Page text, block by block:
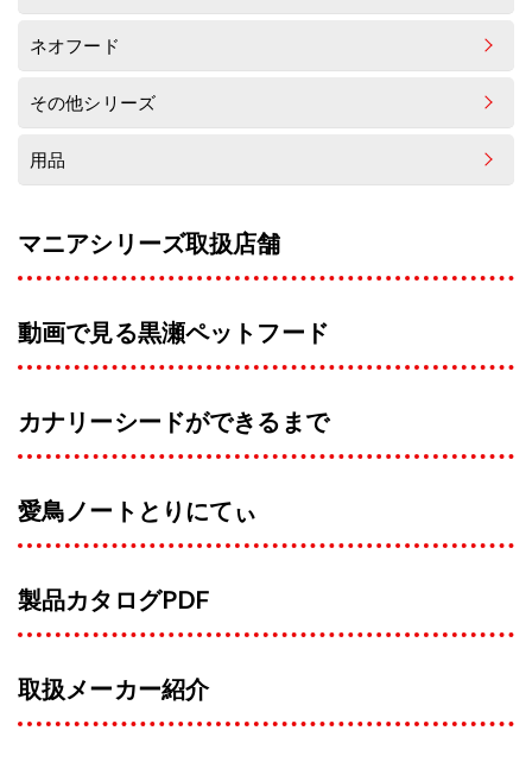
ネオフード
その他シリーズ
用品
マニアシリーズ取扱店舗
動画で見る黒瀬ペットフード
カナリーシードができるまで
愛鳥ノートとりにてぃ
製品カタログPDF
取扱メーカー紹介